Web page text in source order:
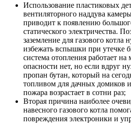
Использование пластиковых
вентиляторного наддува
приводит к появлению
статического электричества.
заземление для газового котла
избежать вспышки при утечке
система отопления работает на
опасности нет, но если вдруг
пропан бутан, который на
топливом для дачных домиков
пожара возрастает в сотни раз;
Вторая причина наиболее
навесного газового котла
повреждения электроники и